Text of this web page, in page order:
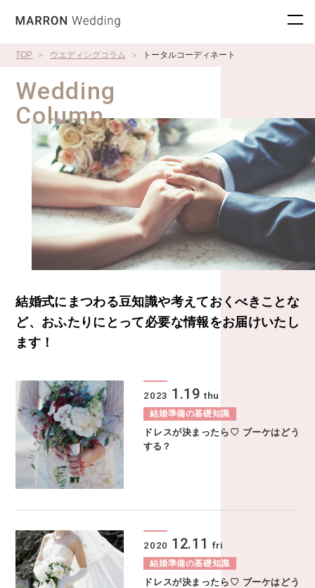
TOP ウエディングコラム トータルコーディネート
Wedding
Column
結婚式にまつわる豆知識や考えておくべきことな
ど、 おふたりにとって必要な情報をお届けいたし
ます！
2023 1.19 thu
結婚準備の基礎知識
ドレスが決まったら♡ ブーケはどう
する？
2020 12.11 fri
結婚準備の基礎知識
ドレスが決まったら♡ ブーケはどう